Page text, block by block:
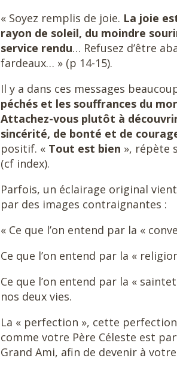
« Soyez remplis de joie. La joie
rayon de soleil, du moindre
service rendu… Refusez d’être
fardeaux… » (p 14-15).
Il y a dans ces messages
péchés et les souffrances du
Attachez-vous plutôt à
sincérité, de bonté et de
positif. « Tout est bien », répète
(cf index).
Parfois, un éclairage original
par des images contraignantes :
« Ce que l’on entend par la «
Ce que l’on entend par la «
Ce que l’on entend par la «
nos deux vies.
La « perfection », cette
comme votre Père Céleste est
Grand Ami, afin de devenir à